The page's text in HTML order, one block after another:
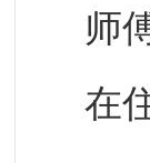
师
在